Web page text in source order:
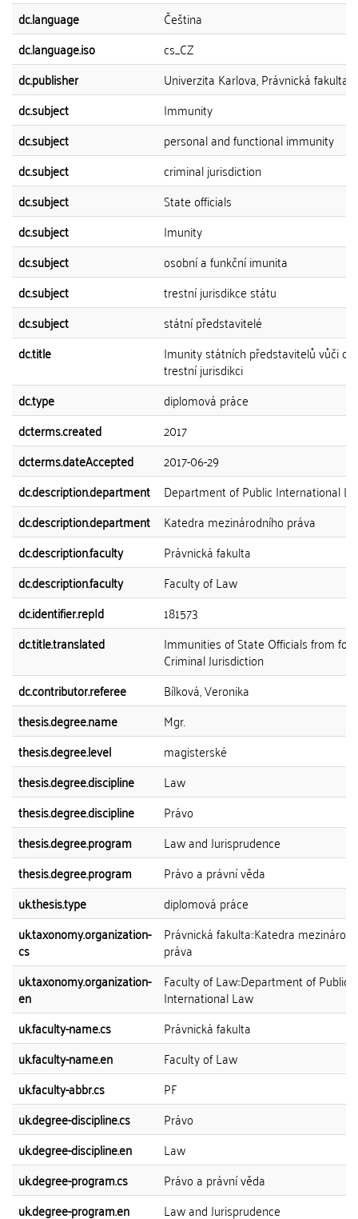
dc.language
Čeština
dc.language.iso
cs_CZ
dc.publisher
Univerzita Karlova, Právnická fakulta
dc.subject
Immunity
dc.subject
personal and functional immunity
dc.subject
criminal jurisdiction
dc.subject
State officials
dc.subject
Imunity
dc.subject
osobní a funkční imunita
dc.subject
trestní jurisdikce státu
dc.subject
státní představitelé
dc.title
Imunity státních představitelů vůči cizí
trestní jurisdikci
dc.type
diplomová práce
dcterms.created
2017
dcterms.dateAccepted
2017-06-29
dc.description.department
Department of Public International
dc.description.department
Katedra mezinárodního práva
dc.description.faculty
Právnická fakulta
dc.description.faculty
Faculty of Law
dc.identifier.repId
181573
dc.title.translated
Immunities of State Officials from
Criminal Jurisdiction
dc.contributor.referee
Bílková, Veronika
thesis.degree.name
Mgr.
thesis.degree.level
magisterské
thesis.degree.discipline
Law
thesis.degree.discipline
Právo
thesis.degree.program
Law and Jurisprudence
thesis.degree.program
Právo a právní věda
uk.thesis.type
diplomová práce
uk.taxonomy.organization-
cs
Právnická fakulta::Katedra
práva
uk.taxonomy.organization-
en
Faculty of Law::Department of Public
International Law
uk.faculty-name.cs
Právnická fakulta
uk.faculty-name.en
Faculty of Law
uk.faculty-abbr.cs
PF
uk.degree-discipline.cs
Právo
uk.degree-discipline.en
Law
uk.degree-program.cs
Právo a právní věda
uk.degree-program.en
Law and Jurisprudence